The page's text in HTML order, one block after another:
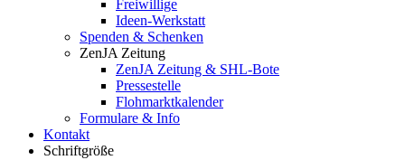
Freiwillige
Ideen-Werkstatt
Spenden & Schenken
ZenJA Zeitung
ZenJA Zeitung & SHL-Bote
Pressestelle
Flohmarktkalender
Formulare & Info
Kontakt
Schriftgröße